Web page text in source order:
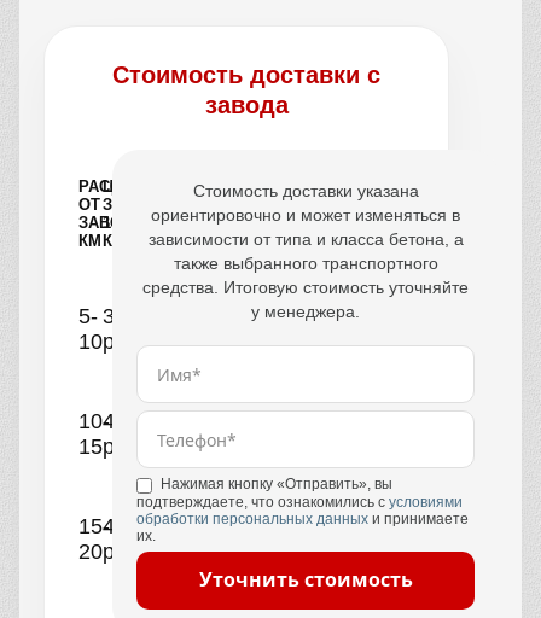
Стоимость доставки с
завода
РАССТОЯНИЕ
ОТ
ЗАВОДА,
КМ
ЦЕНА
ЗА
1
КУБ
5-
10
390
руб.
10-
15
440
руб.
15-
20
490
руб.
Стоимость доставки указана
ориентировочно и может изменяться в
зависимости от типа и класса бетона, а
также выбранного транспортного
средства. Итоговую стоимость уточняйте
у менеджера.
Нажимая кнопку «Отправить», вы
подтверждаете, что ознакомились с условиями
обработки персональных данных и принимаете
их.
Уточнить стоимость